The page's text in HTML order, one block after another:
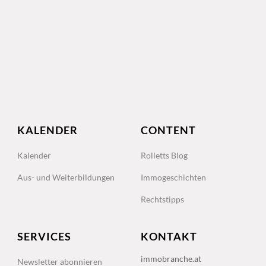
KALENDER
Kalender
Aus- und Weiterbildungen
CONTENT
Rolletts Blog
Immogeschichten
Rechtstipps
SERVICES
Newsletter abonnieren
KONTAKT
immobranche.at